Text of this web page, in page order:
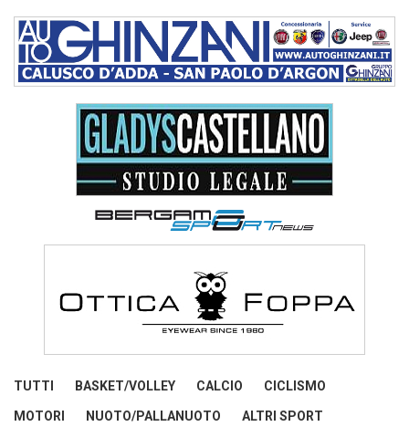
TUTTI BASKET/VOLLEY CALCIO CICLISMO
MOTORI NUOTO/PALLANUOTO ALTRI SPORT